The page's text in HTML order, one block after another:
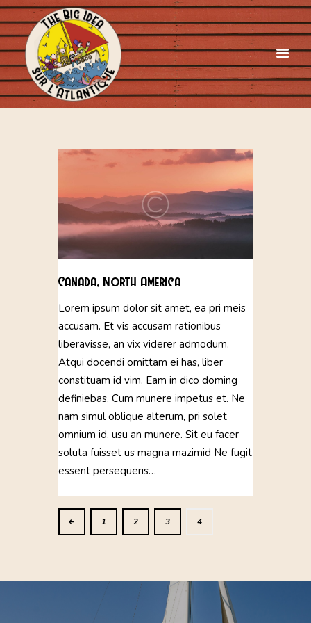
Canada, North America
Lorem ipsum dolor sit amet, ea pri meis
accusam. Et vis accusam rationibus
liberavisse, an vix viderer admodum.
Atqui docendi omittam ei has, liber
constituam id vim. Eam in dico doming
definiebas. Cum munere impetus et. Ne
nam simul oblique alterum, pri solet
omnium id, usu an munere. Sit eu facer
soluta fuisset us magna mazimid Ne fugit
essent persequeris…
1 2 3 4